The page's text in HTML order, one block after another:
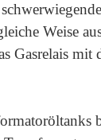
Weise
Gasrelais mit